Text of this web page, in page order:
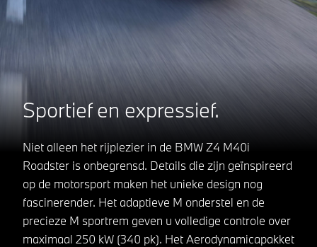
Sportief en expressief.
Niet alleen het rijplezier in de BMW Z4 M40i
Roadster is onbegrensd. Details die zijn geïnspireerd
op de motorsport maken het unieke design nog
fascinerender. Het adaptieve M onderstel en de
precieze M sportrem geven u volledige controle over
maximaal 250 kW (340 pk). Het Aerodynamicapakket